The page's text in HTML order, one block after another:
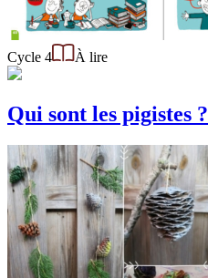
Cycle 4 À lire
Qui sont les pigistes ?